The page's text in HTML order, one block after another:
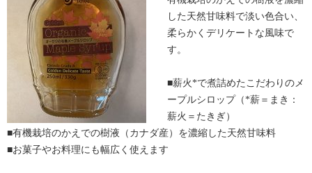
した天然甘味料で淡い色合い、
柔らかくデリケートな風味で
す。
■薪火*で煮詰めたこだわりのメ
ープルシロップ（*薪＝まき：
薪火＝たきぎ）
■有機栽培のかえでの樹液（カナダ産）を濃縮した天然甘味料
■お菓子やお料理にも幅広く使えます